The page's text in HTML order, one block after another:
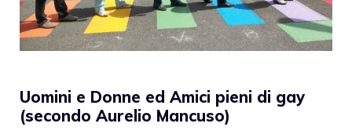
Uomini e Donne ed Amici pieni di gay
(secondo Aurelio Mancuso)